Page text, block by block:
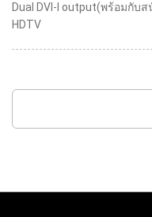
Dual DVI-I output(พร้อมกับ
HDTV